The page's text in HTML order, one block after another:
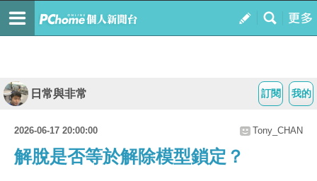
我的
訂閱
日常與非常
2026-06-17 20:00:00 Tony_CHAN
解脫是否等於解除模型鎖定？